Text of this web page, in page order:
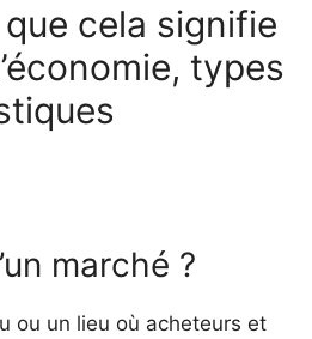
cela signifie
types
marché ?
ou un lieu où acheteurs et